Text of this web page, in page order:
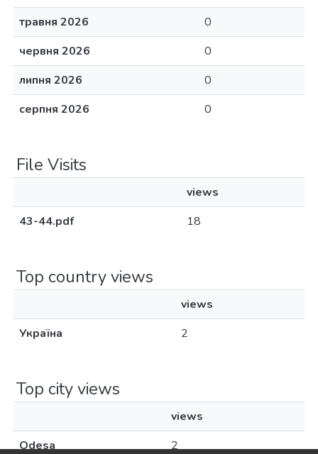
травня 2026
0
червня 2026
0
липня 2026
0
серпня 2026
0
File Visits
views
43-44.pdf
18
Top country views
views
Україна
2
Top city views
views
Odesa
2